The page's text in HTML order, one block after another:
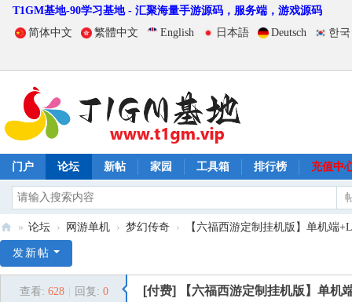
T1GM基地-90学习基地 - 汇聚海量手游源码，服务端，游戏源码
简体中文
繁體中文 English 日本語 Deutsch 한
门户 论坛 新帖 家园 工具箱 排行榜 充值中
1
» 论坛 › 网游单机 › 梦幻传奇 › 【六福西游定制挂机版】单机端
发新帖
查看: 628 回复: 0 [付费] 【六福西游定制挂机版】单